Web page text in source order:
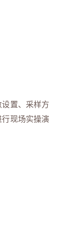
置、采样方
现场实操演